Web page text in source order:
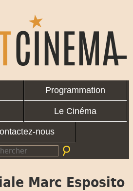
Programmation
Le Cinéma
nous
Marc Esposito